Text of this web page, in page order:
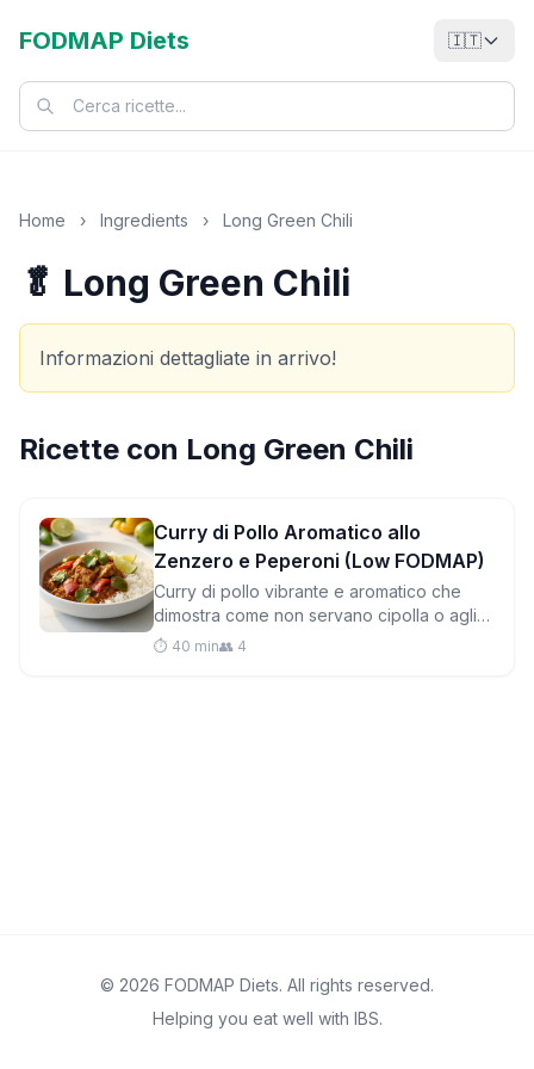
FODMAP Diets 🇮🇹
Home › Ingredients › Long Green Chili
🥬 Long Green Chili
Informazioni dettagliate in arrivo!
Ricette con Long Green Chili
Curry di Pollo Aromatico allo
Zenzero e Peperoni (Low FODMAP)
Curry di pollo vibrante e aromatico che
dimostra come non servano cipolla o aglio
per un sapore incredibile. Pronto in meno
⏱️ 40 min👥 4
© 2026 FODMAP Diets. All rights reserved.
Helping you eat well with IBS.